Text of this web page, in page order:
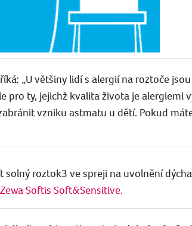
říká: „U většiny lidí s alergií na roztoče
pro ty, jejichž kvalita života je alergiemi
vzniku astmatu u dětí. Pokud
roztok3 ve spreji na uvolnění
Zewa Softis Soft&Sensitive.